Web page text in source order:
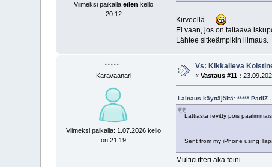
Viimeksi paikalla:eilen kello
20:12
Kirveellä...
Ei vaan, jos on taltaava
Lähtee sitkeämpikin liimaus.
*****
Karavaanari
Viimeksi paikalla: 1.07.2026 kello
on 21:19
Vs: Kikkaileva
«Vastaus #11 :
Lainaus käyttäjältä: *****
Lattiasta revitty pois
Sent from my iPhone using
Multicutteri aka feini